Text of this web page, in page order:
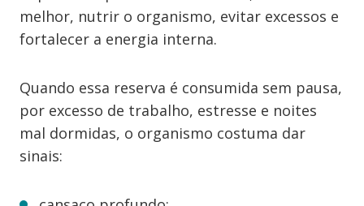
melhor, nutrir o organismo, evitar excessos e
fortalecer a energia interna.
Quando essa reserva é consumida sem pausa,
por excesso de trabalho, estresse e noites
mal dormidas, o organismo costuma dar
sinais: